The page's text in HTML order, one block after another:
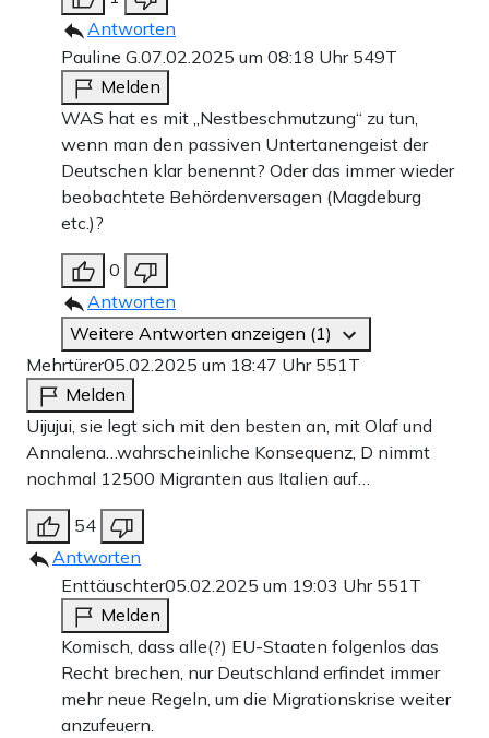
Antworten
Pauline G.07.02.2025 um 08:18 Uhr 549T
Melden
WAS hat es mit „Nestbeschmutzung“ zu tun,
wenn man den passiven Untertanengeist der
Deutschen klar benennt? Oder das immer wieder
beobachtete Behördenversagen (Magdeburg
etc.)?
0
Antworten
Weitere Antworten anzeigen (1)
Mehrtürer05.02.2025 um 18:47 Uhr 551T
Melden
Uijujui, sie legt sich mit den besten an, mit Olaf und
Annalena…wahrscheinliche Konsequenz, D nimmt
nochmal 12500 Migranten aus Italien auf…
54
Antworten
Enttäuschter05.02.2025 um 19:03 Uhr 551T
Melden
Komisch, dass alle(?) EU-Staaten folgenlos das
Recht brechen, nur Deutschland erfindet immer
mehr neue Regeln, um die Migrationskrise weiter
anzufeuern.